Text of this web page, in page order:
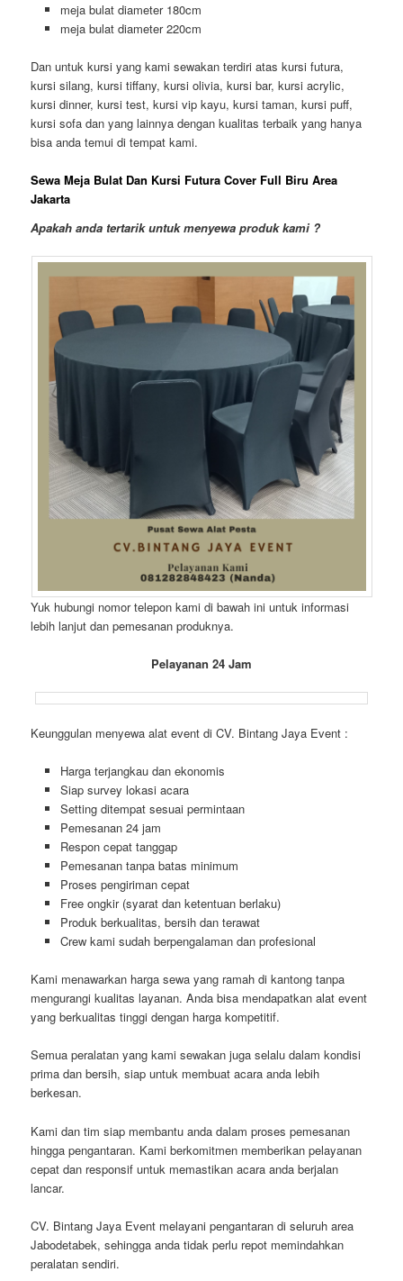
meja bulat diameter 180cm
meja bulat diameter 220cm
Dan untuk kursi yang kami sewakan terdiri atas kursi futura,
kursi silang, kursi tiffany, kursi olivia, kursi bar, kursi acrylic,
kursi dinner, kursi test, kursi vip kayu, kursi taman, kursi puff,
kursi sofa dan yang lainnya dengan kualitas terbaik yang hanya
bisa anda temui di tempat kami.
Sewa Meja Bulat Dan Kursi Futura Cover Full Biru Area
Jakarta
Apakah anda tertarik untuk menyewa produk kami ?
Yuk hubungi nomor telepon kami di bawah ini untuk informasi
lebih lanjut dan pemesanan produknya.
Pelayanan 24 Jam
Keunggulan menyewa alat event di CV. Bintang Jaya Event :
Harga terjangkau dan ekonomis
Siap survey lokasi acara
Setting ditempat sesuai permintaan
Pemesanan 24 jam
Respon cepat tanggap
Pemesanan tanpa batas minimum
Proses pengiriman cepat
Free ongkir (syarat dan ketentuan berlaku)
Produk berkualitas, bersih dan terawat
Crew kami sudah berpengalaman dan profesional
Kami menawarkan harga sewa yang ramah di kantong tanpa
mengurangi kualitas layanan. Anda bisa mendapatkan alat event
yang berkualitas tinggi dengan harga kompetitif.
Semua peralatan yang kami sewakan juga selalu dalam kondisi
prima dan bersih, siap untuk membuat acara anda lebih
berkesan.
Kami dan tim siap membantu anda dalam proses pemesanan
hingga pengantaran. Kami berkomitmen memberikan pelayanan
cepat dan responsif untuk memastikan acara anda berjalan
lancar.
CV. Bintang Jaya Event melayani pengantaran di seluruh area
Jabodetabek, sehingga anda tidak perlu repot memindahkan
peralatan sendiri.